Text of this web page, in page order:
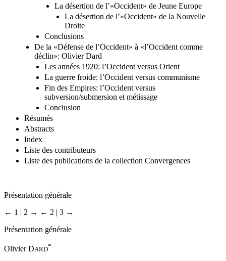
La désertion de l’«Occident» de Jeune Europe
La désertion de l’«Occident» de la Nouvelle
Droite
Conclusions
De la «Défense de l’Occident» à «l’Occident comme
déclin»: Olivier Dard
Les années 1920: l’Occident versus Orient
La guerre froide: l’Occident versus communisme
Fin des Empires: l’Occident versus
subversion/submersion et métissage
Conclusion
Résumés
Abstracts
Index
Liste des contributeurs
Liste des publications de la collection Convergences
Présentation générale
← 1 | 2 → ← 2 | 3 →
Présentation générale
Olivier DARD*